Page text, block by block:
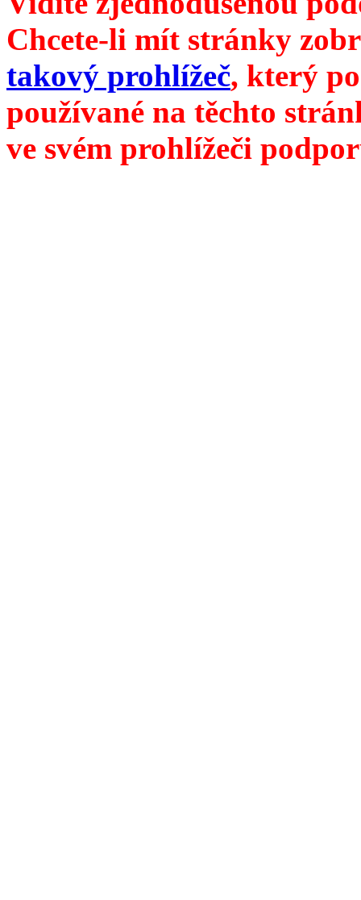
Chcete-li mít stránky
takový prohlížeč, který
používané na těchto
ve svém prohlížeči